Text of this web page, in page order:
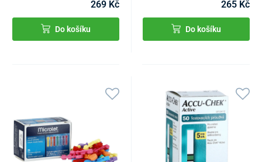
269 Kč
Do košíku
265 Kč
Do košíku